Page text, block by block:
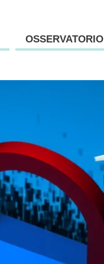
OSSERVATORIO